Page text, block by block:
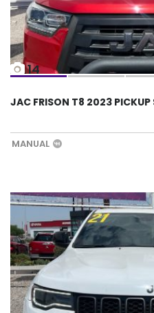
14
JAC FRISON T8 2023 PICKUP
MANUAL